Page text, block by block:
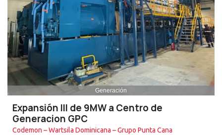
Generación
Expansión III de 9MW a Centro de
Generacion GPC
Codemon – Wartsila Dominicana – Grupo Punta Cana